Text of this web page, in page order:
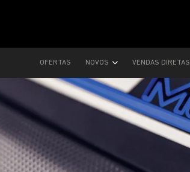
OFERTAS NOVOS VENDAS DIRETAS